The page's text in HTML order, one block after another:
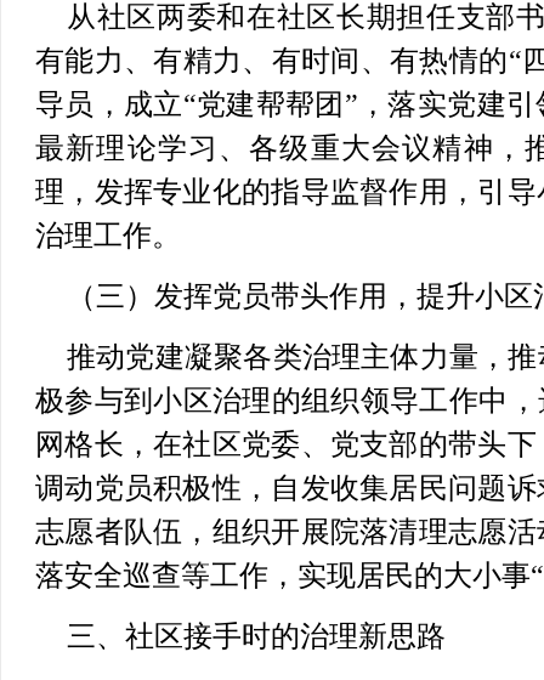
从社区两委和在社区长期担任支部
有能力、有精力、有时间、有热情的“
导员，成立“党建帮帮团”，落实党建
最新理论学习、各级重大会议精神，
理，发挥专业化的指导监督作用，引
治理工作。
（三）发挥党员带头作用，提升小
推动党建凝聚各类治理主体力量，
极参与到小区治理的组织领导工作中
网格长，在社区党委、党支部的带头
调动党员积极性，自发收集居民问题
志愿者队伍，组织开展院落清理志愿
落安全巡查等工作，实现居民的大小事
三、社区接手时的治理新思路